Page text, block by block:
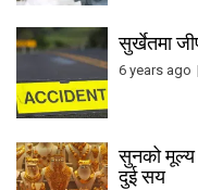
सुर्खेतमा
6 years ago
सुनको मूल्य
दुई सय